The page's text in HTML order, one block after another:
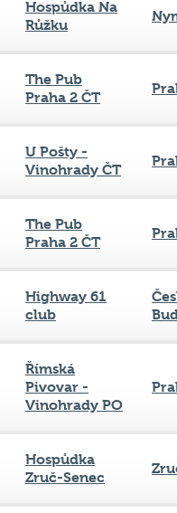
Hospůdka Na
Růžku
The Pub
Praha 2 ČT
U Pošty -
Vinohrady ČT
The Pub
Praha 2 ČT
Highway 61
club
Římská
Pivovar -
Vinohrady PO
Hospůdka
Zruč-Senec